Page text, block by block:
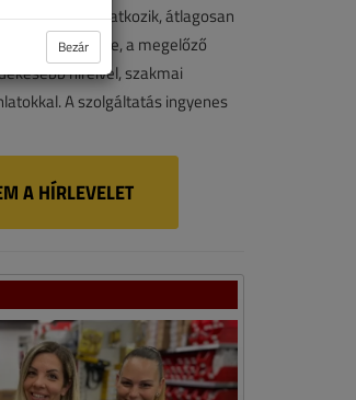
ön is! Ha feliratkozik, átlagosan
e-mail-címére, a megelőző
híreivel, szakmai
A szolgáltatás ingyenes
A HÍRLEVELET
Bezár